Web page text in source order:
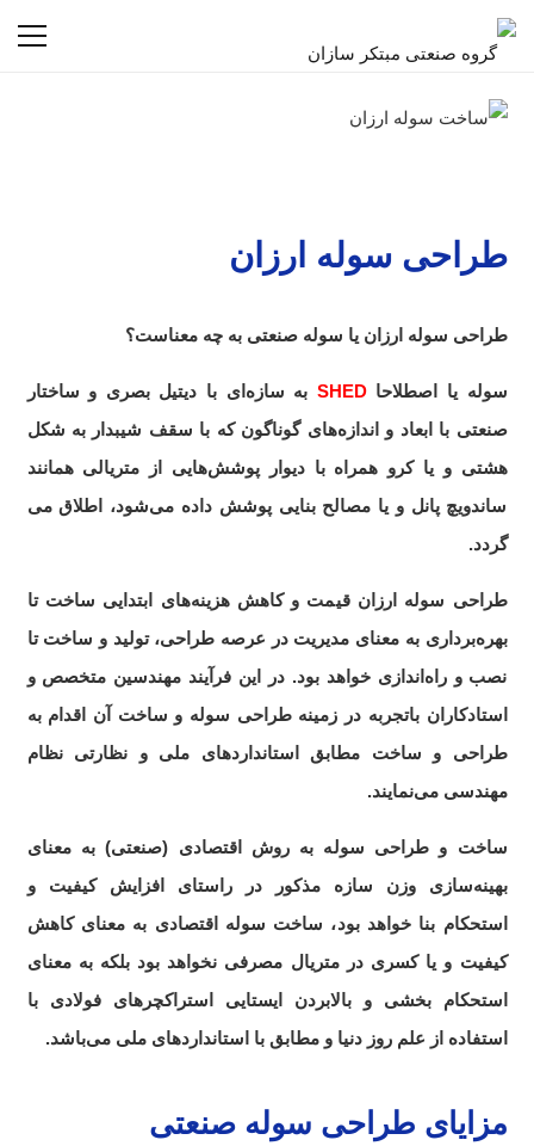
طراحی سوله ارزان
طراحی سوله ارزان یا سوله صنعتی به چه معناست؟
سوله یا اصطلاحاSHED به سازه‌ای با دیتیل بصری و ساختار
صنعتی با ابعاد و اندازه‌های گوناگون که با سقف شیبدار به شکل
هشتی و یا کرو همراه با دیوار پوشش‌هایی از متریالی همانند
ساندویچ پانل و یا مصالح بنایی پوشش داده می‌شود، اطلاق می
گردد.
طراحی سوله ارزان قیمت و کاهش هزینه‌های ابتدایی ساخت تا
بهره‌برداری به معنای مدیریت در عرصه طراحی، تولید و ساخت تا
نصب و راه‌اندازی خواهد بود. در این فرآیند مهندسین متخصص و
استادکاران باتجربه در زمینه‌ طراحی سوله و ساخت آن اقدام به
طراحی و ساخت مطابق استانداردهای ملی و نظارتی نظام
مهندسی می‌نمایند.
ساخت و طراحی سوله به روش اقتصادی (صنعتی) به معنای
بهینه‌‌سازی وزن سازه مذکور در راستای افزایش کیفیت و
استحکام بنا خواهد بود، ساخت سوله اقتصادی به معنای کاهش
کیفیت و یا کسری در متریال مصرفی نخواهد بود بلکه به معنای
استحکام بخشی و بالابردن ایستایی استراکچرهای فولادی با
استفاده از علم روز دنیا و مطابق با استانداردهای ملی می‌باشد.
مزایای طراحی سوله صنعتی